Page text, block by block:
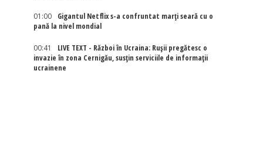
01:00
Gigantul Netflix s-a confruntat marţi seară cu o
pană la nivel mondial
00:41
LIVE TEXT - Război în Ucraina: Rușii pregătesc o
invazie în zona Cernigău, susțin serviciile de informații
ucrainene